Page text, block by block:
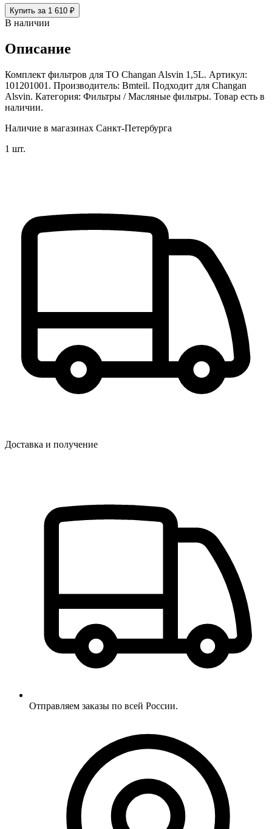
Купить за 1 610 ₽
В наличии
Описание
Комплект фильтров для ТО Changan Alsvin 1,5L. Артикул:
101201001. Производитель: Bmteil. Подходит для Changan
Alsvin. Категория: Фильтры / Масляные фильтры. Товар есть в
наличии.
Наличие в магазинах Санкт-Петербурга
1 шт.
Доставка и получение
Отправляем заказы по всей России.